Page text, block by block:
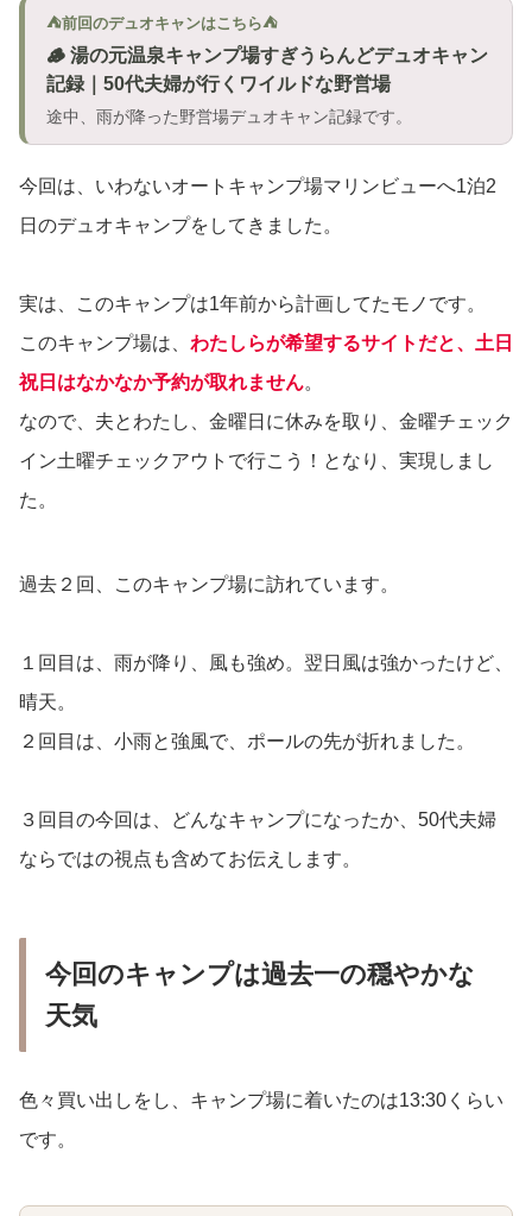
⛺前回のデュオキャンはこちら⛺
🪵 湯の元温泉キャンプ場すぎうらんどデュオキャン
記録｜50代夫婦が行くワイルドな野営場
途中、雨が降った野営場デュオキャン記録です。
今回は、いわないオートキャンプ場マリンビューへ1泊2
日のデュオキャンプをしてきました。
実は、このキャンプは1年前から計画してたモノです。
このキャンプ場は、 わたしらが希望するサイトだと、土日
祝日はなかなか予約が取れません。
なので、夫とわたし、金曜日に休みを取り、金曜チェック
イン土曜チェックアウトで行こう！となり、実現しまし
た。
過去２回、このキャンプ場に訪れています。
１回目は、雨が降り、風も強め。翌日風は強かったけど、
晴天。
２回目は、小雨と強風で、ポールの先が折れました。
３回目の今回は、どんなキャンプになったか、50代夫婦
ならではの視点も含めてお伝えします。
今回のキャンプは過去一の穏やかな
天気
色々買い出しをし、キャンプ場に着いたのは13:30くらい
です。